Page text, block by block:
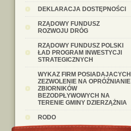
DEKLARACJA DOSTĘPNOŚCI
RZĄDOWY FUNDUSZ
ROZWOJU DRÓG
RZĄDOWY FUNDUSZ POLSKI
ŁAD PROGRAM INWESTYCJI
STRATEGICZNYCH
WYKAZ FIRM POSIADAJACYCH
ZEZWOLENIE NA OPRÓŹNIANIE
ZBIORNIKÓW
BEZODPŁYWOWYCH NA
TERENIE GMINY DZIERZĄŻNIA
RODO